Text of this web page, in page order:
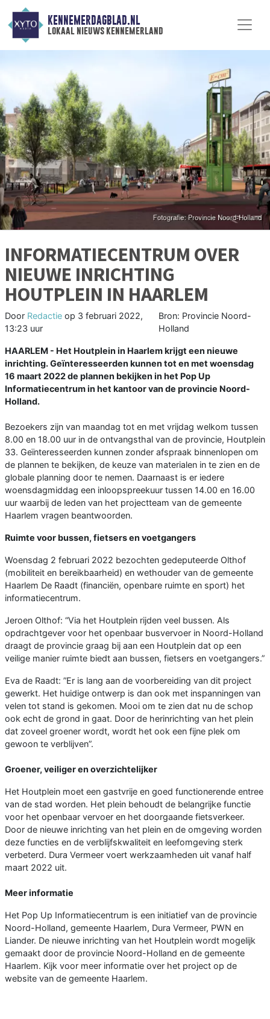
KENNEMERDAGBLAD.NL
lokaal nieuws kennemerland
INFORMATIECENTRUM OVER
NIEUWE INRICHTING
HOUTPLEIN IN HAARLEM
Door Redactie op 3 februari 2022,
13:23 uur
Bron: Provincie Noord-
Holland
HAARLEM - Het Houtplein in Haarlem krijgt een nieuwe
inrichting. Geïnteresseerden kunnen tot en met woensdag
16 maart 2022 de plannen bekijken in het Pop Up
Informatiecentrum in het kantoor van de provincie Noord-
Holland.
Bezoekers zijn van maandag tot en met vrijdag welkom tussen
8.00 en 18.00 uur in de ontvangsthal van de provincie, Houtplein
33. Geïnteresseerden kunnen zonder afspraak binnenlopen om
de plannen te bekijken, de keuze van materialen in te zien en de
globale planning door te nemen. Daarnaast is er iedere
woensdagmiddag een inloopspreekuur tussen 14.00 en 16.00
uur waarbij de leden van het projectteam van de gemeente
Haarlem vragen beantwoorden.
Ruimte voor bussen, fietsers en voetgangers
Woensdag 2 februari 2022 bezochten gedeputeerde Olthof
(mobiliteit en bereikbaarheid) en wethouder van de gemeente
Haarlem De Raadt (financiën, openbare ruimte en sport) het
informatiecentrum.
Jeroen Olthof: “Via het Houtplein rijden veel bussen. Als
opdrachtgever voor het openbaar busvervoer in Noord-Holland
draagt de provincie graag bij aan een Houtplein dat op een
veilige manier ruimte biedt aan bussen, fietsers en voetgangers.”
Eva de Raadt: ”Er is lang aan de voorbereiding van dit project
gewerkt. Het huidige ontwerp is dan ook met inspanningen van
velen tot stand is gekomen. Mooi om te zien dat nu de schop
ook echt de grond in gaat. Door de herinrichting van het plein
dat zoveel groener wordt, wordt het ook een fijne plek om
gewoon te verblijven”.
Groener, veiliger en overzichtelijker
Het Houtplein moet een gastvrije en goed functionerende entree
van de stad worden. Het plein behoudt de belangrijke functie
voor het openbaar vervoer en het doorgaande fietsverkeer.
Door de nieuwe inrichting van het plein en de omgeving worden
deze functies en de verblijfskwaliteit en leefomgeving sterk
verbeterd. Dura Vermeer voert werkzaamheden uit vanaf half
maart 2022 uit.
Meer informatie
Het Pop Up Informatiecentrum is een initiatief van de provincie
Noord-Holland, gemeente Haarlem, Dura Vermeer, PWN en
Liander. De nieuwe inrichting van het Houtplein wordt mogelijk
gemaakt door de provincie Noord-Holland en de gemeente
Haarlem. Kijk voor meer informatie over het project op de
website van de gemeente Haarlem.